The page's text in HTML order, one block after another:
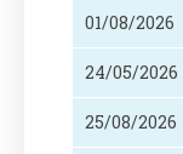
01/08/2026
24/05/2026
25/08/2026